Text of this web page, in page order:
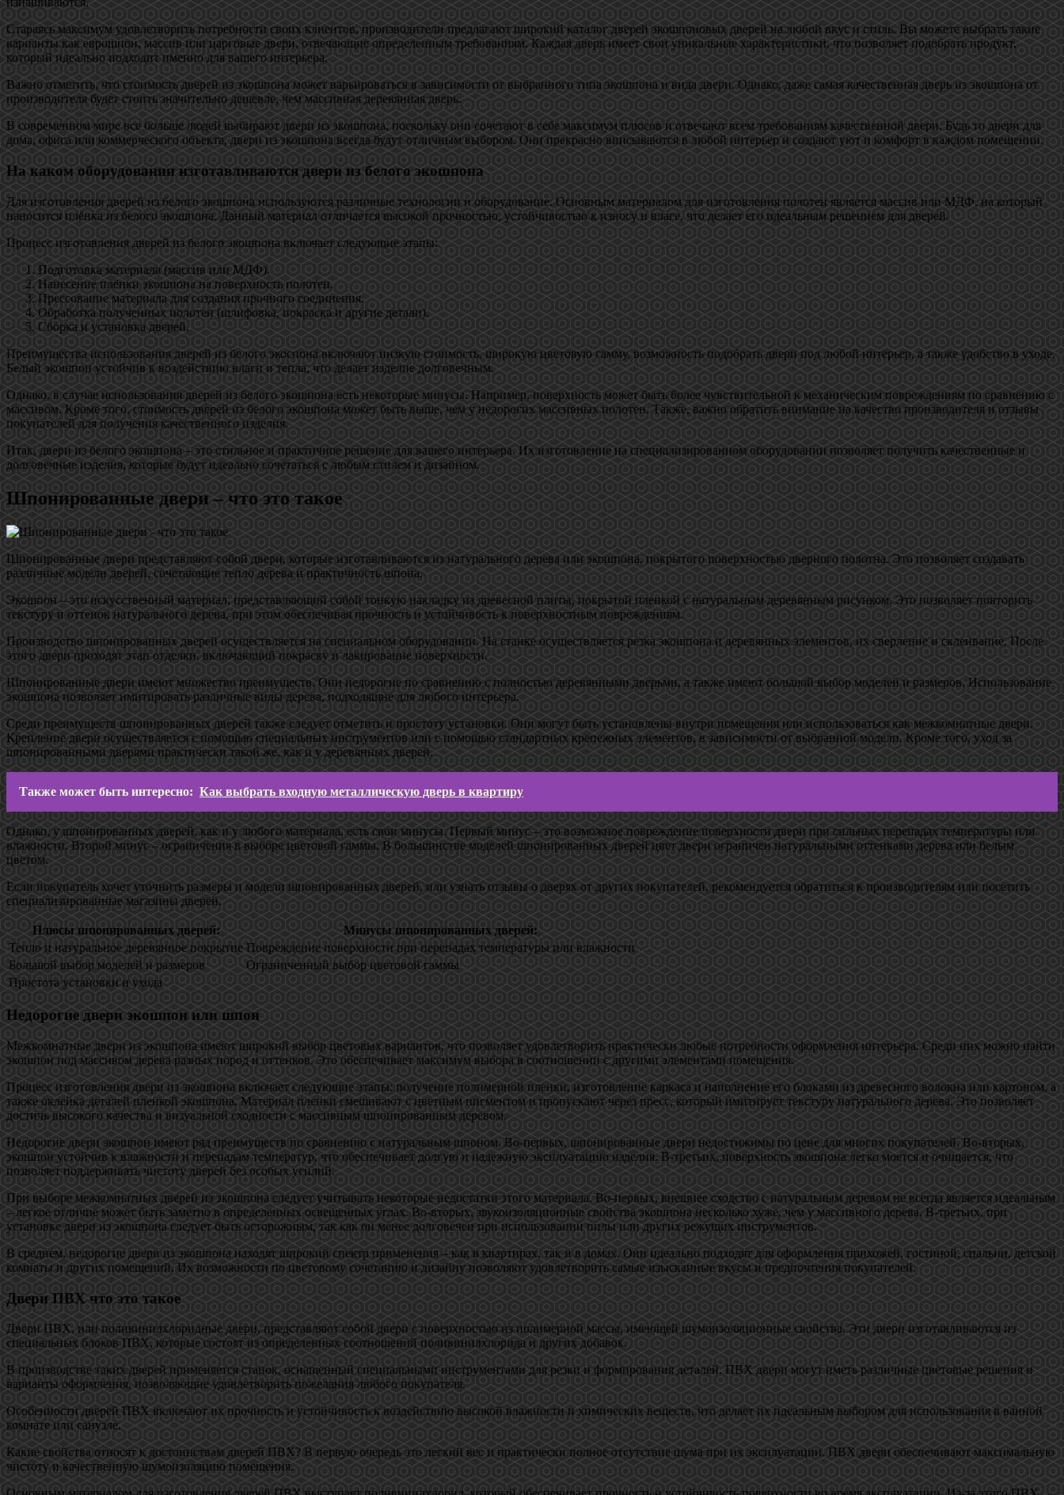
Стараясь максимум удовлетворить потребности своих клиентов, производители предлагают широкий каталог дверей экошпоновых дверей на любой вкус и стиль. Вы можете выбрать такие
варианты как еврошпон, массив или царговые двери, отвечающие определенным требованиям. Каждая дверь имеет свои уникальные характеристики, что позволяет подобрать продукт,
который идеально подходит именно для вашего интерьера.
Важно отметить, что стоимость дверей из экошпона может варьироваться в зависимости от выбранного типа экошпона и вида двери. Однако, даже самая качественная дверь из экошпона от
производителя будет стоить значительно дешевле, чем массивная деревянная дверь.
В современном мире все больше людей выбирают двери из экошпона, поскольку они сочетают в себе максимум плюсов и отвечают всем требованиям качественной двери. Будь то двери для
дома, офиса или коммерческого объекта, двери из экошпона всегда будут отличным выбором. Они прекрасно вписываются в любой интерьер и создают уют и комфорт в каждом помещении.
На каком оборудовании изготавливаются двери из белого экошпона
Для изготовления дверей из белого экошпона используются различные технологии и оборудование. Основным материалом для изготовления полотен является массив или МДФ, на который
наносится плёнка из белого экошпона. Данный материал отличается высокой прочностью, устойчивостью к износу и влаге, что делает его идеальным решением для дверей.
Процесс изготовления дверей из белого экошпона включает следующие этапы:
Подготовка материала (массив или МДФ).
Нанесение плёнки экошпона на поверхность полотен.
Прессование материала для создания прочного соединения.
Обработка полученных полотен (шлифовка, покраска и другие детали).
Сборка и установка дверей.
Преимущества использования дверей из белого экоспона включают низкую стоимость, широкую цветовую гамму, возможность подобрать двери под любой интерьер, а также удобство в уходе.
Белый экошпон устойчив к воздействию влаги и тепла, что делает изделие долговечным.
Однако, в случае использования дверей из белого экошпона есть некоторые минусы. Например, поверхность может быть более чувствительной к механическим повреждениям по сравнению с
массивом. Кроме того, стоимость дверей из белого экошпона может быть выше, чем у недорогих массивных полотен. Также, важно обратить внимание на качество производителя и отзывы
покупателей для получения качественного изделия.
Итак, двери из белого экошпона – это стильное и практичное решение для вашего интерьера. Их изготовление на специализированном оборудовании позволяет получить качественные и
долговечные изделия, которые будут идеально сочетаться с любым стилем и дизайном.
Шпонированные двери – что это такое
Шпонированные двери представляют собой двери, которые изготавливаются из натурального дерева или экошпона, покрытого поверхностью дверного полотна. Это позволяет создавать
различные модели дверей, сочетающие тепло дерева и практичность шпона.
Экошпон – это искусственный материал, представляющий собой тонкую накладку из древесной плиты, покрытой пленкой с натуральным деревянным рисунком. Это позволяет повторить
текстуру и оттенок натурального дерева, при этом обеспечивая прочность и устойчивость к поверхностным повреждениям.
Производство шпонированных дверей осуществляется на специальном оборудовании. На станке осуществляется резка экошпона и деревянных элементов, их сверление и склеивание. После
этого двери проходят этап отделки, включающий покраску и лакирование поверхности.
Шпонированные двери имеют множество преимуществ. Они недорогие по сравнению с полностью деревянными дверьми, а также имеют большой выбор моделей и размеров. Использование
экошпона позволяет имитировать различные виды дерева, подходящие для любого интерьера.
Среди преимуществ шпонированных дверей также следует отметить и простоту установки. Они могут быть установлены внутри помещения или использоваться как межкомнатные двери.
Крепление двери осуществляется с помощью специальных инструментов или с помощью стандартных крепежных элементов, в зависимости от выбранной модели. Кроме того, уход за
шпонированными дверями практически такой же, как и у деревянных дверей.
Также может быть интересно: Как выбрать входную металлическую дверь в квартиру
Однако, у шпонированных дверей, как и у любого материала, есть свои минусы. Первый минус – это возможное повреждение поверхности двери при сильных перепадах температуры или
влажности. Второй минус – ограничения в выборе цветовой гаммы. В большинстве моделей шпонированных дверей цвет двери ограничен натуральными оттенками дерева или белым
цветом.
Если покупатель хочет уточнить размеры и модели шпонированных дверей, или узнать отзывы о дверях от других покупателей, рекомендуется обратиться к производителям или посетить
специализированные магазины дверей.
Плюсы шпонированных дверей:
Минусы шпонированных дверей:
Тепло и натуральное деревянное покрытие Повреждение поверхности при перепадах температуры или влажности
Большой выбор моделей и размеров
Ограниченный выбор цветовой гаммы
Простота установки и ухода
Недорогие двери экошпон или шпон
Межкомнатные двери из экошпона имеют широкий выбор цветовых вариантов, что позволяет удовлетворить практически любые потребности оформления интерьера. Среди них можно найти
экошпон под массивом дерева разных пород и оттенков. Это обеспечивает максимум выбора в соотношении с другими элементами помещения.
Процесс изготовления двери из экошпона включает следующие этапы: получение полимерной пленки, изготовление каркаса и наполнение его блоками из древесного волокна или картоном, а
также оклейка деталей пленкой экошпона. Материал пленки смешивают с цветным пигментом и пропускают через пресс, который имитирует текстуру натурального дерева. Это позволяет
достичь высокого качества и визуальной сходности с массивным шпонированным деревом.
Недорогие двери экошпон имеют ряд преимуществ по сравнению с натуральным шпоном. Во-первых, шпонированные двери недостижимы по цене для многих покупателей. Во-вторых,
экошпон устойчив к влажности и перепадам температур, что обеспечивает долгую и надежную эксплуатацию изделия. В-третьих, поверхность экошпона легко моется и очищается, что
позволяет поддерживать чистоту дверей без особых усилий.
При выборе межкомнатных дверей из экошпона следует учитывать некоторые недостатки этого материала. Во-первых, внешнее сходство с натуральным деревом не всегда является идеальным
– легкое отличие может быть заметно в определенных освещенных углах. Во-вторых, звукоизоляционные свойства экошпона несколько хуже, чем у массивного дерева. В-третьих, при
установке двери из экошпона следует быть осторожным, так как он менее долговечен при использовании пилы или других режущих инструментов.
В среднем, недорогие двери из экошпона находят широкий спектр применения – как в квартирах, так и в домах. Они идеально подходят для оформления прихожей, гостиной, спальни, детской
комнаты и других помещений. Их возможности по цветовому сочетанию и дизайну позволяют удовлетворить самые изысканные вкусы и предпочтения покупателей.
Двери ПВХ что это такое
Двери ПВХ, или поливинилхлоридные двери, представляют собой двери с поверхностью из полимерной массы, имеющей шумоизоляционные свойства. Эти двери изготавливаются из
специальных блоков ПВХ, которые состоят из определенных соотношений поливинилхлорида и других добавок.
В производстве таких дверей применяется станок, оснащенный специальными инструментами для резки и формирования деталей. ПВХ двери могут иметь различные цветовые решения и
варианты оформления, позволяющие удовлетворить пожелания любого покупателя.
Особенности дверей ПВХ включают их прочность и устойчивость к воздействию высокой влажности и химических веществ, что делает их идеальным выбором для использования в ванной
комнате или санузле.
Какие свойства относят к достоинствам дверей ПВХ? В первую очередь это легкий вес и практически полное отсутствие шума при их эксплуатации. ПВХ двери обеспечивают максимальную
чистоту и качественную шумоизоляцию помещения.